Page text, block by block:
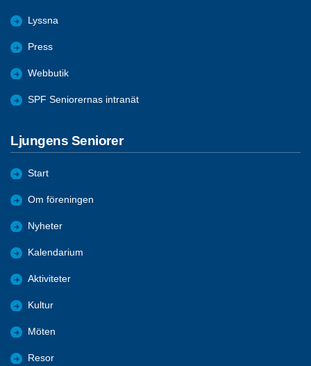
Lyssna
Press
Webbutik
SPF Seniorernas intranät
Ljungens Seniorer
Start
Om föreningen
Nyheter
Kalendarium
Aktiviteter
Kultur
Möten
Resor